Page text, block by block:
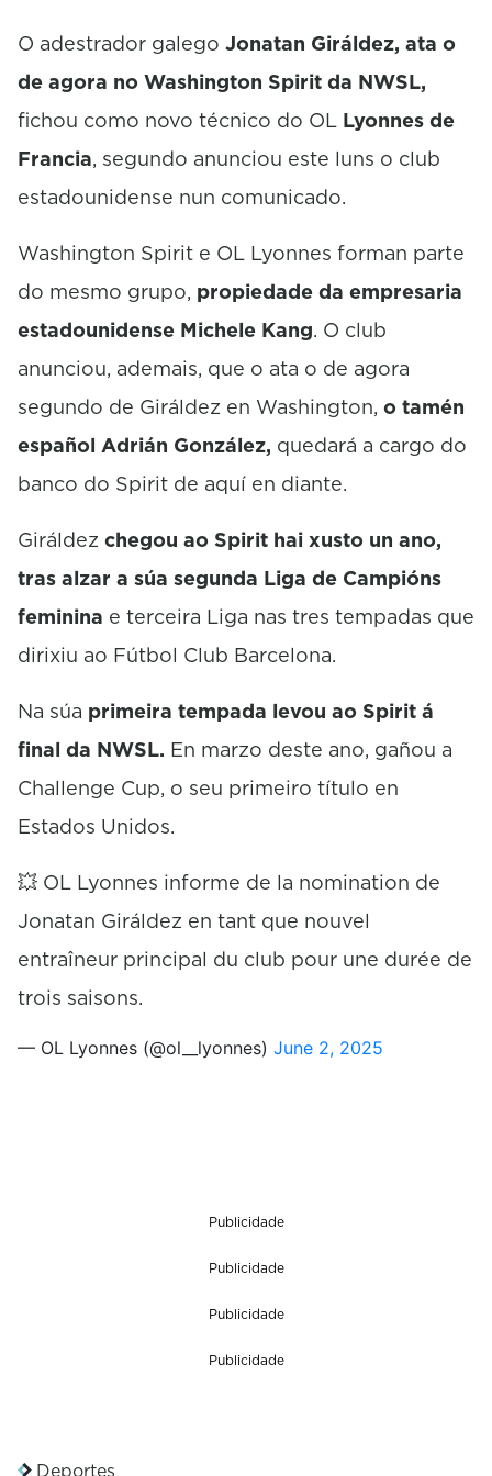
n
s
O adestrador galego Jonatan Giráldez, ata o
de agora no Washington Spirit da NWSL,
fichou como novo técnico do OL Lyonnes de
Francia, segundo anunciou este luns o club
estadounidense nun comunicado.
Washington Spirit e OL Lyonnes forman parte
do mesmo grupo, propiedade da empresaria
estadounidense Michele Kang. O club
anunciou, ademais, que o ata o de agora
segundo de Giráldez en Washington, o tamén
español Adrián González, quedará a cargo do
banco do Spirit de aquí en diante.
Giráldez chegou ao Spirit hai xusto un ano,
tras alzar a súa segunda Liga de Campións
feminina e terceira Liga nas tres tempadas que
dirixiu ao Fútbol Club Barcelona.
Na súa primeira tempada levou ao Spirit á
final da NWSL. En marzo deste ano, gañou a
Challenge Cup, o seu primeiro título en
Estados Unidos.
💥 OL Lyonnes informe de la nomination de
Jonatan Giráldez en tant que nouvel
entraîneur principal du club pour une durée de
trois saisons.
— OL Lyonnes (@ol__lyonnes) June 2, 2025
Publicidade
Publicidade
Publicidade
Publicidade
Deportes